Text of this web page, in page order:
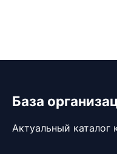
База
Актуальный каталог